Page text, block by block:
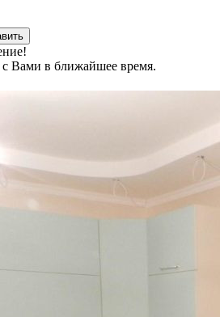
Вами в ближайшее время.